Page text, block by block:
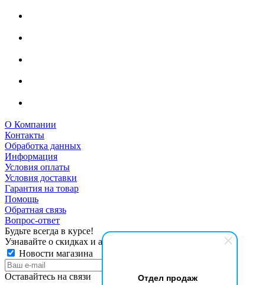
Отдел продаж
О Компании
Контакты
Обработка данных
Информация
Условия оплаты
Условия доставки
Гарантия на товар
Помощь
Обратная связь
Вопрос-ответ
Будьте всегда в курсе!
Узнавайте о скидках и акциях первым
Новости магазина
Оставайтесь на связи